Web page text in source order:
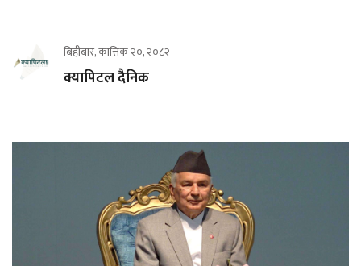
बिहीबार, कात्तिक २०, २०८२
क्यापिटल दैनिक